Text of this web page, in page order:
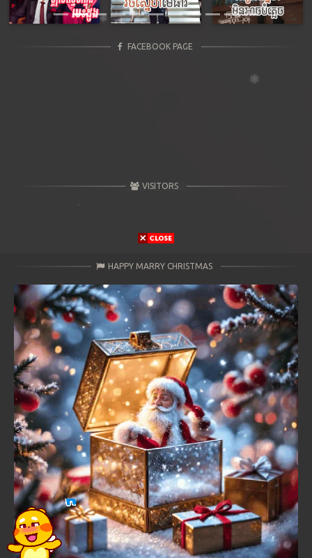
FACEBOOK PAGE
VISITORS
HAPPY MARRY CHRISTMAS